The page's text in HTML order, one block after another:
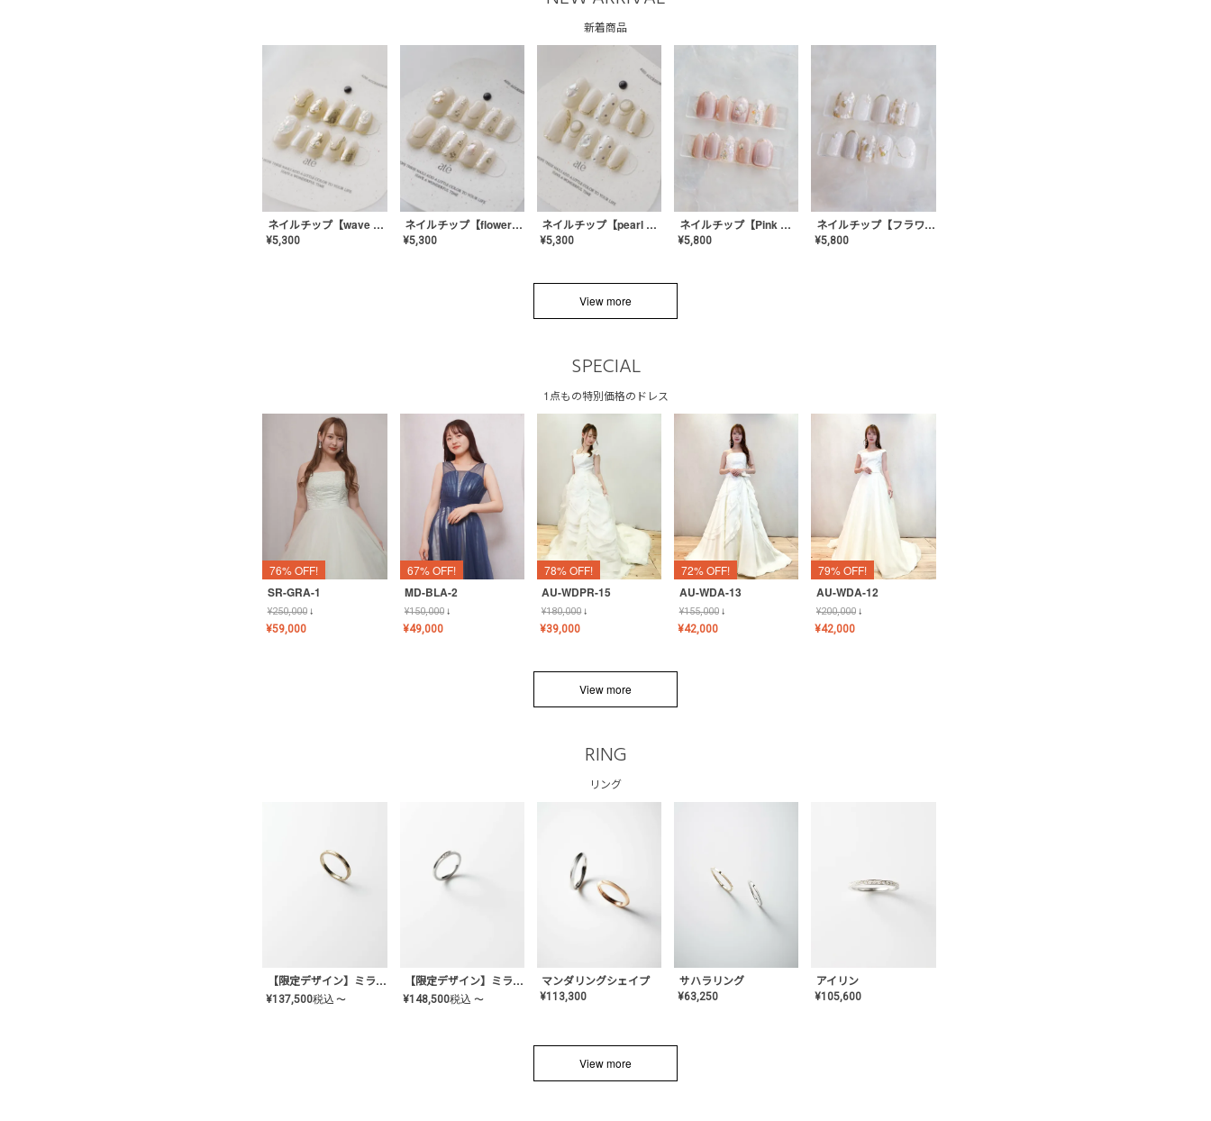
新着商品
ネイルチップ【wave mirror】AE-CONA-04
¥5,300
ネイルチップ【flower shell】AE-CONA-03
¥5,300
ネイルチップ【pearl bijou】AE-CONA-02
¥5,300
ネイルチップ【Pink Glow Nail】MK-CONA-04
¥5,800
ネイルチップ【フラワーシフォンネイル】MK-CONA-03
¥5,800
View more
SPECIAL
1点もの特別価格のドレス
76% OFF!
SR-GRA-1
¥250,000↓
¥59,000
67% OFF!
MD-BLA-2
¥150,000↓
¥49,000
78% OFF!
AU-WDPR-15
¥180,000↓
¥39,000
72% OFF!
AU-WDA-13
¥155,000↓
¥42,000
79% OFF!
AU-WDA-12
¥200,000↓
¥42,000
View more
RING
リング
【限定デザイン】ミライ(mill-ai)リング
¥137,500税込 〜
【限定デザイン】ミライ(mill-ai)リング
¥148,500税込 〜
マンダリングシェイプ
¥113,300
サハラリング
¥63,250
アイリン
¥105,600
View more